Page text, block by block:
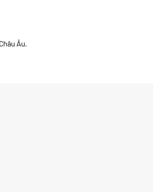
Âu.